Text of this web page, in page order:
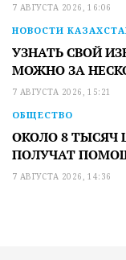
7 АВГУСТА 2026, 16:06
НОВОСТИ
УЗНАТЬ СВОЙ
МОЖНО ЗА
7 АВГУСТА 2026, 15:21
ОБЩЕСТВО
ОКОЛО 8 ТЫСЯЧ
ПОЛУЧАТ
7 АВГУСТА 2026, 14:36